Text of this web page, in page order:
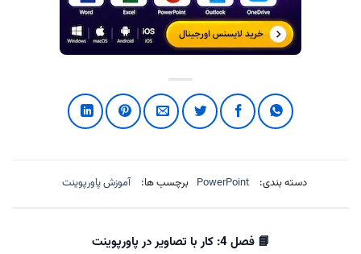
دسته بندی: PowerPoint برچسب ها: آموزش پاورپوینت
📘 فصل 4: کار با تصاویر در پاورپوینت